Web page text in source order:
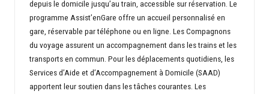
depuis le domicile jusqu’au train, accessible sur réservation. Le
programme Assist’enGare offre un accueil personnalisé en
gare, réservable par téléphone ou en ligne. Les Compagnons
du voyage assurent un accompagnement dans les trains et les
transports en commun. Pour les déplacements quotidiens, les
Services d’Aide et d’Accompagnement à Domicile (SAAD)
apportent leur soutien dans les tâches courantes. Les